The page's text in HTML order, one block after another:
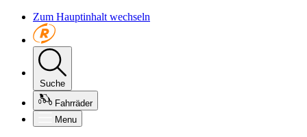
Zum Hauptinhalt wechseln
Suche
Fahrräder
Menu